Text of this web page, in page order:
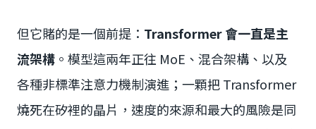
但它賭的是一個前提： Transformer 會一直是主
流架構 。模型這兩年正往 MoE、混合架構、以及
各種非標準注意力機制演進；一顆把 Transformer
燒死在矽裡的晶片，速度的來源和最大的風險是同